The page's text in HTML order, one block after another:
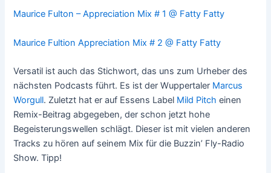
Maurice Fulton – Appreciation Mix # 1 @ Fatty Fatty
Maurice Fultion Appreciation Mix # 2 @ Fatty Fatty
Versatil ist auch das Stichwort, das uns zum Urheber des
nächsten Podcasts führt. Es ist der Wuppertaler Marcus
Worgull. Zuletzt hat er auf Essens Label Mild Pitch einen
Remix-Beitrag abgegeben, der schon jetzt hohe
Begeisterungswellen schlägt. Dieser ist mit vielen anderen
Tracks zu hören auf seinem Mix für die Buzzin’ Fly-Radio
Show. Tipp!